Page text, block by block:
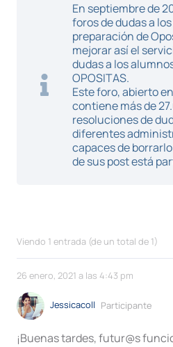
En septiembre de
foros de dudas a
preparación de
mejorar así el
dudas a los
OPOSITAS.
Este foro, abierto
contiene más de
resoluciones de
diferentes
capaces de
de sus post está
Viendo 1 entrada (de un total de 1)
26 enero, 2021 a las 4:43 pm
Jessicacoll Participante
¡Buenas tardes, futur@s